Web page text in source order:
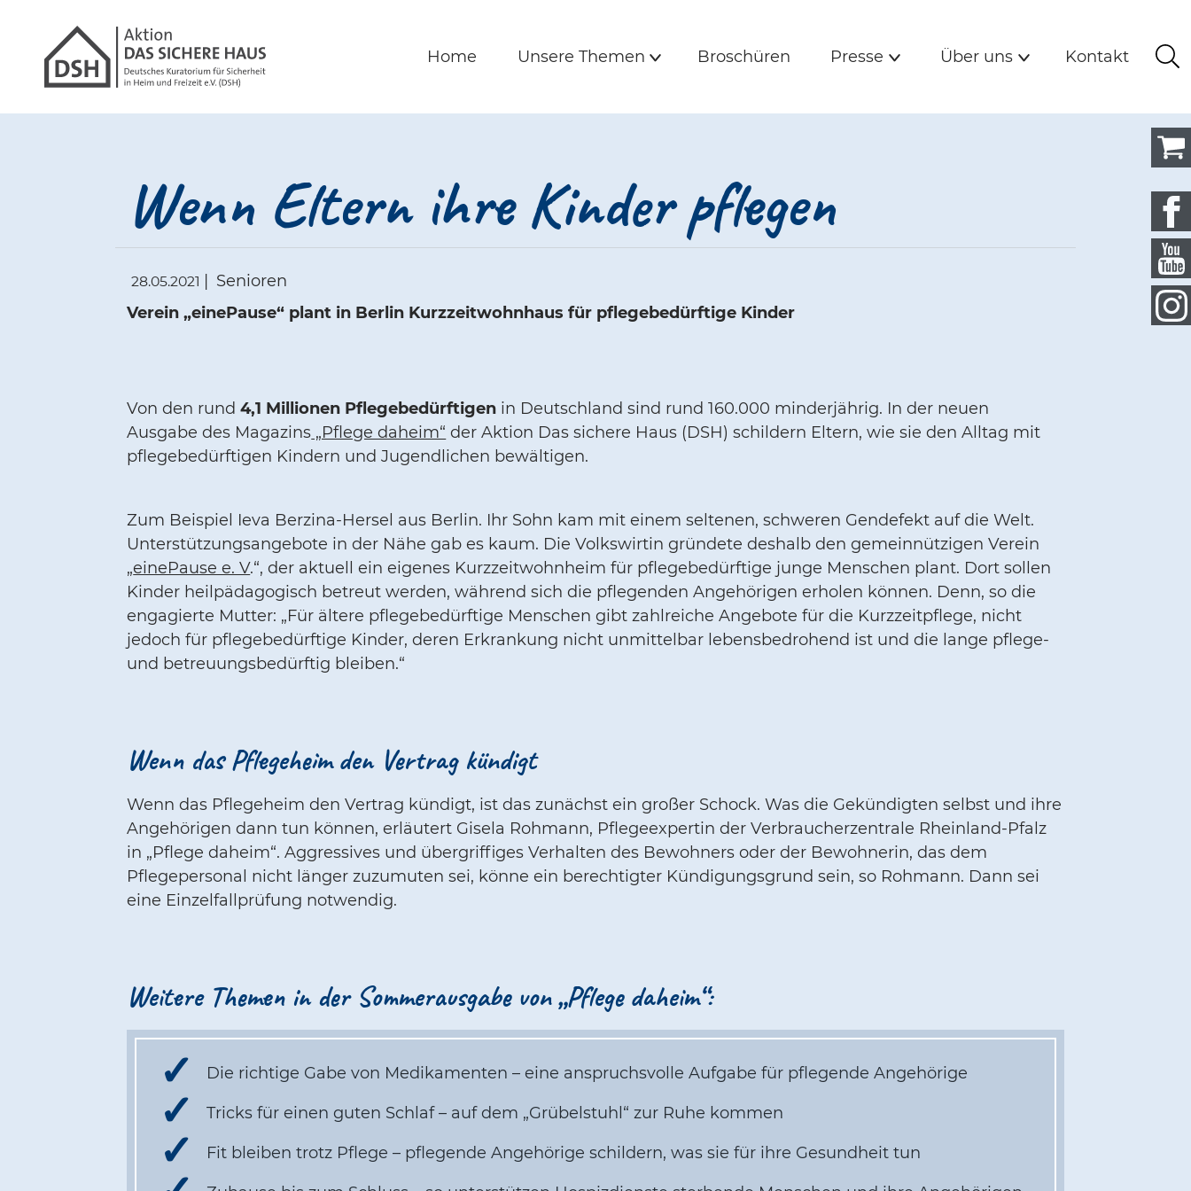
Gathmann Michaelis und Freunde | Detail
Hauptmenü
Home
Home Unsere Themen
Unsere Themen Broschüren
Broschüren Presse
Presse Über uns
Über uns Kontakt
Kontakt
Wenn Eltern ihre Kinder pflegen
28.05.2021
Senioren
Verein „einePause“ plant in Berlin Kurzzeitwohnhaus für pflegebedürftige Kinder
Von den rund 4,1 Millionen Pflegebedürftigen in Deutschland sind rund 160.000 minderjährig. In der neuen
Ausgabe des Magazins „Pflege daheim“ der Aktion Das sichere Haus (DSH) schildern Eltern, wie sie den Alltag mit
pflegebedürftigen Kindern und Jugendlichen bewältigen.
Zum Beispiel Ieva Berzina-Hersel aus Berlin. Ihr Sohn kam mit einem seltenen, schweren Gendefekt auf die Welt.
Unterstützungsangebote in der Nähe gab es kaum. Die Volkswirtin gründete deshalb den gemeinnützigen Verein
„einePause e. V.“, der aktuell ein eigenes Kurzzeitwohnheim für pflegebedürftige junge Menschen plant. Dort sollen
Kinder heilpädagogisch betreut werden, während sich die pflegenden Angehörigen erholen können. Denn, so die
engagierte Mutter: „Für ältere pflegebedürftige Menschen gibt zahlreiche Angebote für die Kurzzeitpflege, nicht
jedoch für pflegebedürftige Kinder, deren Erkrankung nicht unmittelbar lebensbedrohend ist und die lange pflege-
und betreuungsbedürftig bleiben.“
Wenn das Pflegeheim den Vertrag kündigt
Wenn das Pflegeheim den Vertrag kündigt, ist das zunächst ein großer Schock. Was die Gekündigten selbst und ihre
Angehörigen dann tun können, erläutert Gisela Rohmann, Pflegeexpertin der Verbraucherzentrale Rheinland-Pfalz
in „Pflege daheim“. Aggressives und übergriffiges Verhalten des Bewohners oder der Bewohnerin, das dem
Pflegepersonal nicht länger zuzumuten sei, könne ein berechtigter Kündigungsgrund sein, so Rohmann. Dann sei
eine Einzelfallprüfung notwendig.
Weitere Themen in der Sommerausgabe von „Pflege daheim“:
Die richtige Gabe von Medikamenten – eine anspruchsvolle Aufgabe für pflegende Angehörige
Tricks für einen guten Schlaf – auf dem „Grübelstuhl“ zur Ruhe kommen
Fit bleiben trotz Pflege – pflegende Angehörige schildern, was sie für ihre Gesundheit tun